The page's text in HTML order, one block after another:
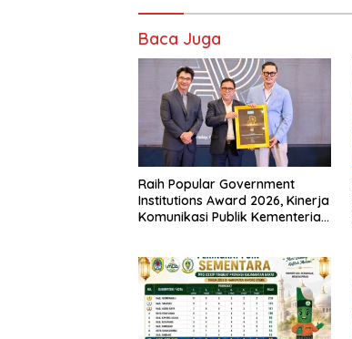
Baca Juga
Raih Popular Government
Institutions Award 2026, Kinerja
Komunikasi Publik Kementerian